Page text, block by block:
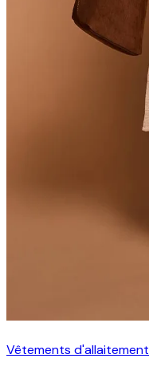
Vêtements d'allaitement